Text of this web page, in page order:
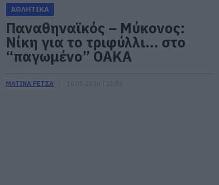
ΑΘΛΗΤΙΚΑ
Παναθηναϊκός – Μύκονος:
Νίκη για το τριφύλλι… στο
“παγωμένο” ΟΑΚΑ
ΜΑΤΙΝΑ ΡΕΤΣΑ